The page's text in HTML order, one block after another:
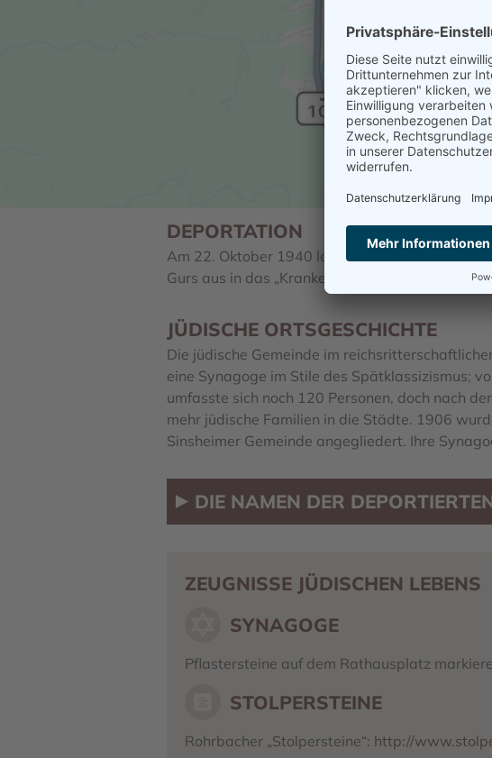
durch
Mehr
DEPORTATION
Am 22. Oktober 1940 lebten nur noch Max
Gurs aus in das „Krankenhaus-Lager“
JÜDISCHE ORTSGESCHICHTE
Die jüdische Gemeinde im
eine Synagoge im Stile des Spätklassizismus;
umfasste sich noch 120 Personen, doch nach
mehr jüdische Familien in die Städte. 1906
Sinsheimer Gemeinde angegliedert. Ihre
DIE NAMEN DER
ZEUGNISSE JÜDISCHEN LEBENS
SYNAGOGE
Pflastersteine auf dem Rathausplatz
STOLPERSTEINE
Rohrbacher „Stolpersteine“: http://